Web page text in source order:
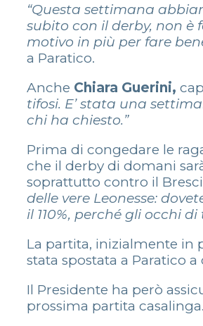
“Questa settimana
subito con il derby, non è
motivo in più per fare
a Paratico.
Anche Chiara Guerini,
tifosi. E’ stata una
chi ha chiesto.”
Prima di congedare le
che il derby di domani
soprattutto contro il
delle vere Leonesse:
il 110%, perché gli occhi
La partita, inizialmente in
stata spostata a Paratico
Il Presidente ha però
prossima partita casalinga.